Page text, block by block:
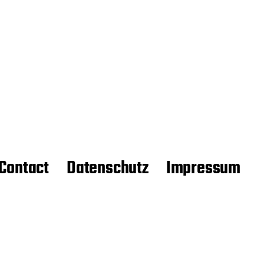
Datenschutz Impressum